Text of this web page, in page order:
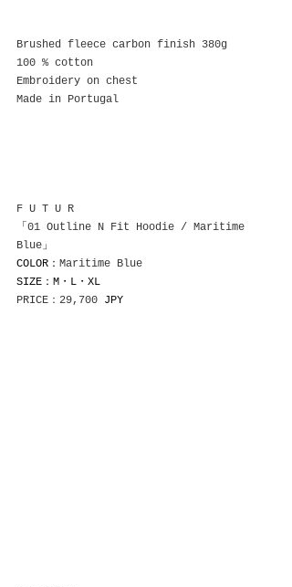
Brushed fleece carbon finish 380g
100 % cotton
Embroidery on chest
Made in Portugal
F U T U R
「 01 Outline N Fit Hoodie / Maritime
Blue」
COLOR： Maritime Blue
SIZE：M・L・XL
PRICE：29,700 JPY